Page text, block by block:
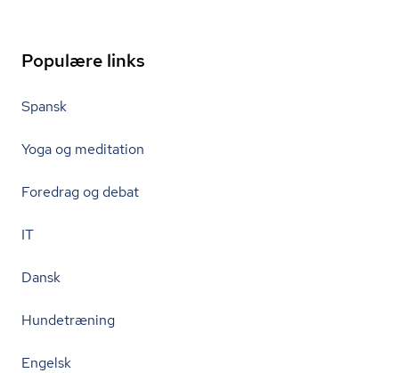
Populære links
Spansk
Yoga og meditation
Foredrag og debat
IT
Dansk
Hundetræning
Engelsk